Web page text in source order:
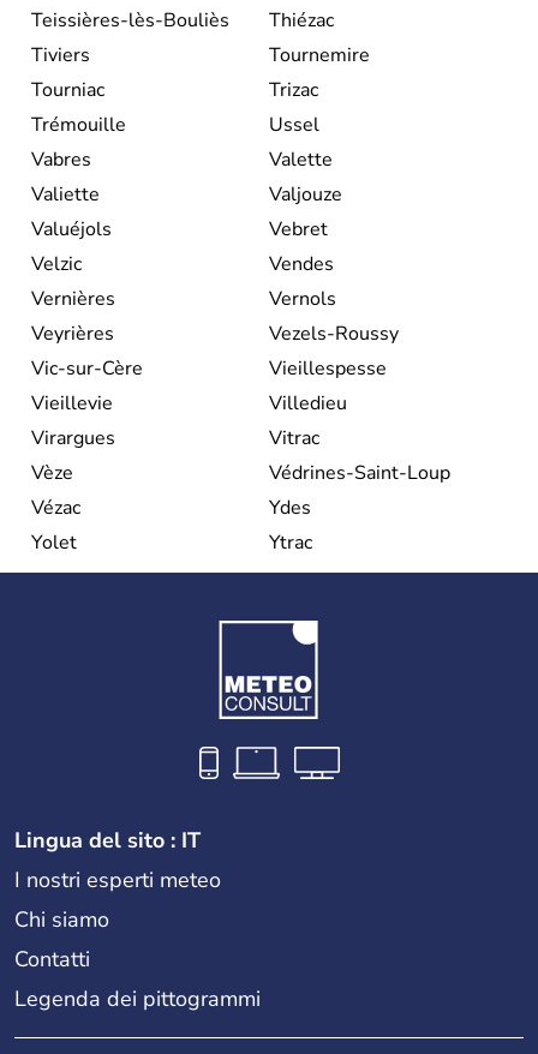
Teissières-lès-Bouliès
Thiézac
Tiviers
Tournemire
Tourniac
Trizac
Trémouille
Ussel
Vabres
Valette
Valiette
Valjouze
Valuéjols
Vebret
Velzic
Vendes
Vernières
Vernols
Veyrières
Vezels-Roussy
Vic-sur-Cère
Vieillespesse
Vieillevie
Villedieu
Virargues
Vitrac
Vèze
Védrines-Saint-Loup
Vézac
Ydes
Yolet
Ytrac
Lingua del sito : IT
I nostri esperti meteo
Chi siamo
Contatti
Legenda dei pittogrammi